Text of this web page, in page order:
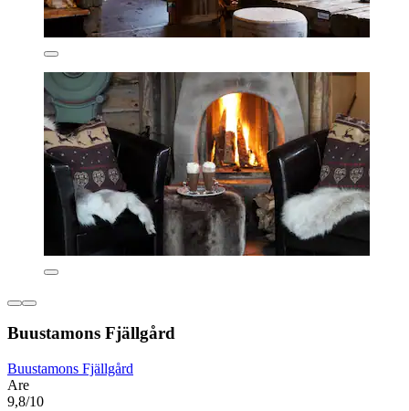
Buustamons Fjällgård
Buustamons Fjällgård
Are
9,8/10